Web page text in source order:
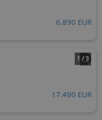
6.890 EUR
1 / 3
17.490 EUR